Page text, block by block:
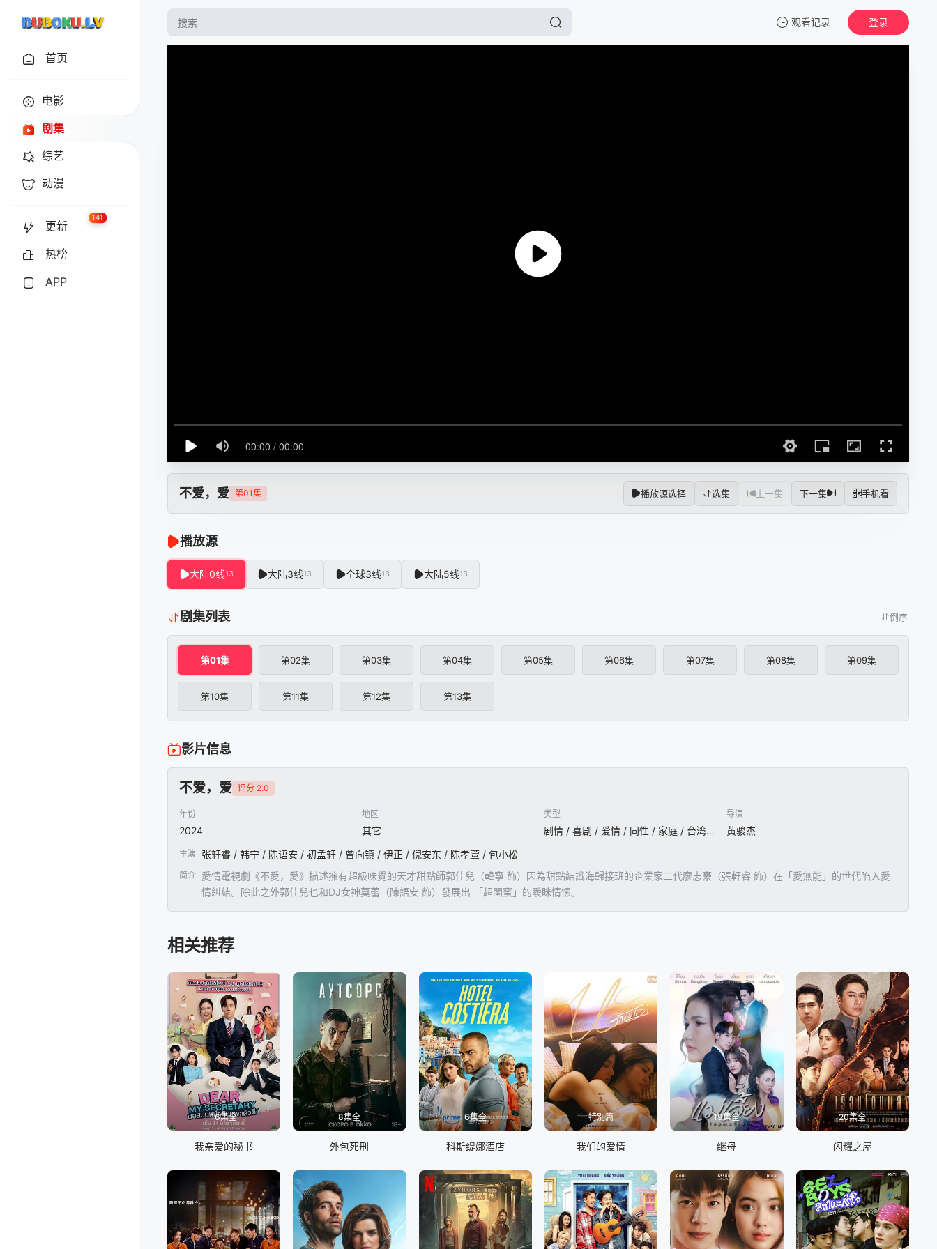
观看记录 登录
首页
电影
剧集
综艺
动漫
更新
141
热榜
APP
不爱，爱 第01集 播放源选择 选集 上一集 下一集 手机看
播放源
大陆0线13 大陆3线13 全球3线13 大陆5线13
剧集列表 倒序
第01集 第02集 第03集 第04集 第05集 第06集 第07集 第08集 第09集
第10集 第11集 第12集 第13集
影片信息
不爱，爱 评分 2.0
年份
2024
地区
其它
类型
剧情 / 喜剧 / 爱情 / 同性 / 家庭 / 台湾剧
导演
黄骏杰
主演 张轩睿 / 韩宁 / 陈语安 / 初孟轩 / 曾向镇 / 伊正 / 倪安东 / 陈孝萱 / 包小松
简介 愛情電視劇《不愛，愛》描述擁有超級味覺的天才甜點師郭佳兒（韓寧 飾）因為甜點結識海歸接班的企業家二代廖志豪（張軒睿 飾）在「愛無能」的世代陷入愛
情糾結。除此之外郭佳兒也和DJ女神莫蕾（陳語安 飾）發展出 「超閨蜜」的瞹眛情愫。
相关推荐
16集全
我亲爱的秘书
8集全
外包死刑
6集全
科斯缇娜酒店
特别篇
我们的爱情
19集全
继母
20集全
闪耀之屋